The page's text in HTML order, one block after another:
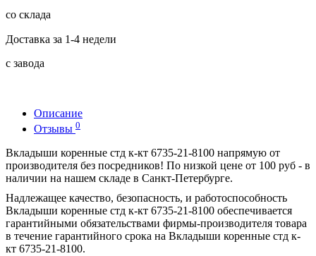
со склада
Доставка за 1-4 недели
с завода
Описание
Отзывы 0
Вкладыши коренные стд к-кт 6735-21-8100 напрямую от
производителя без посредников! По низкой цене от 100 руб - в
наличии на нашем складе в Санкт-Петербурге.
Надлежащее качество, безопасность, и работоспособность
Вкладыши коренные стд к-кт 6735-21-8100 обеспечивается
гарантийными обязательствами фирмы-производителя товара
в течение гарантийного срока на Вкладыши коренные стд к-
кт 6735-21-8100.